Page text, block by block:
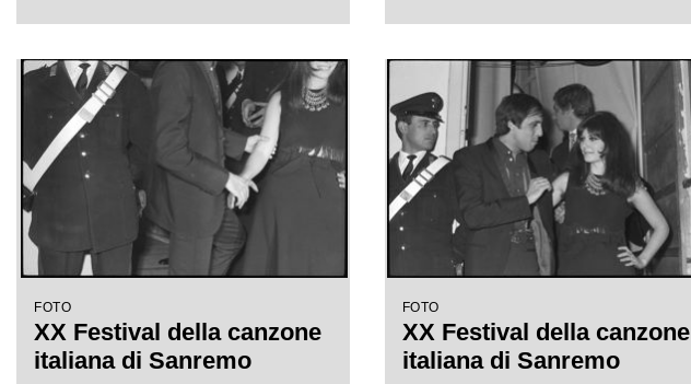
FOTO
XX Festival della canzone
italiana di Sanremo
FOTO
XX Festival della canzone
italiana di Sanremo